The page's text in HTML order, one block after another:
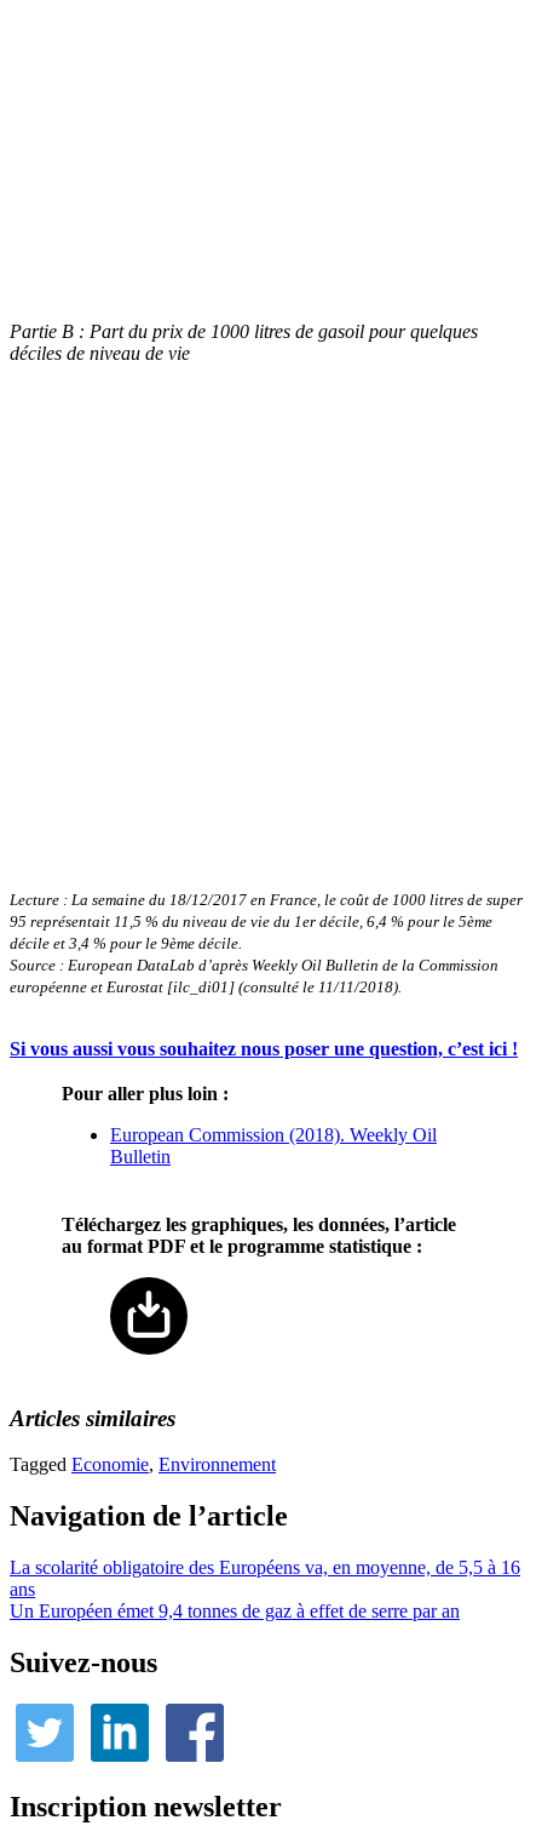
Partie B : Part du prix de 1000 litres de gasoil pour quelques
déciles de niveau de vie
Lecture : La semaine du 18/12/2017 en France, le coût de 1000 litres de super
95 représentait 11,5 % du niveau de vie du 1er décile, 6,4 % pour le 5ème
décile et 3,4 % pour le 9ème décile.
Source : European DataLab d’après Weekly Oil Bulletin de la Commission
européenne et Eurostat [ilc_di01] (consulté le 11/11/2018).
Si vous aussi vous souhaitez nous poser une question, c’est ici !
Pour aller plus loin :
European Commission (2018). Weekly Oil
Bulletin
Téléchargez les graphiques, les données, l’article
au format PDF et le programme statistique :
Articles similaires
Tagged Economie, Environnement
Navigation de l’article
La scolarité obligatoire des Européens va, en moyenne, de 5,5 à 16
ans
Un Européen émet 9,4 tonnes de gaz à effet de serre par an
Suivez-nous
Inscription newsletter